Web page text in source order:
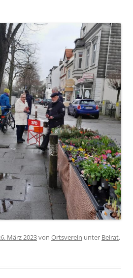
März 2023von Ortsverein unter Beirat,